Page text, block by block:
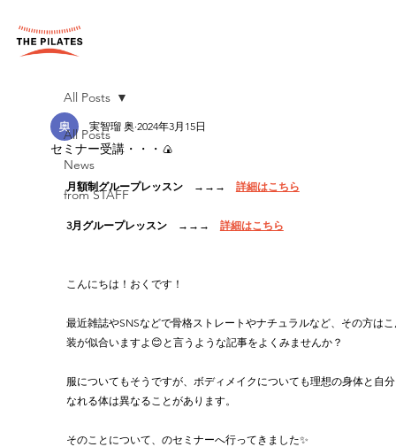
All Posts
News
from STAFF
All Posts
セミナー受講・・・🍙
実智瑠 奥 2024年3月15日
月額制グループレッスン　→→→ 詳細はこちら
3月グループレッスン　→→→ 詳細はこちら
こんにちは！おくです！
最近雑誌やSNSなどで骨格ストレートやナチュラルなど、その方は
装が似合いますよ😊と言うような記事をよくみませんか？
服についてもそうですが、ボディメイクについても理想の身体と自
なれる体は異なることがあります。
そのことについて、のセミナーへ行ってきました✨